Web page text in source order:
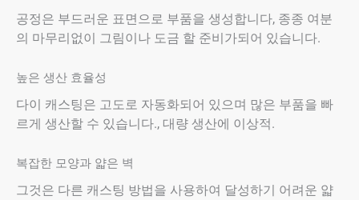
공정은 부드러운 표면으로 부품을 생성합니다, 종종 여분
의 마무리없이 그림이나 도금 할 준비가되어 있습니다.
높은 생산 효율성
다이 캐스팅은 고도로 자동화되어 있으며 많은 부품을 빠
르게 생산할 수 있습니다., 대량 생산에 이상적.
복잡한 모양과 얇은 벽
그것은 다른 캐스팅 방법을 사용하여 달성하기 어려운 얇